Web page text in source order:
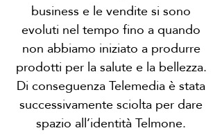
business e le vendite si sono
evoluti nel tempo fino a quando
non abbiamo iniziato a produrre
prodotti per la salute e la bellezza.
Di conseguenza Telemedia è stata
successivamente sciolta per dare
spazio all’identità Telmone.